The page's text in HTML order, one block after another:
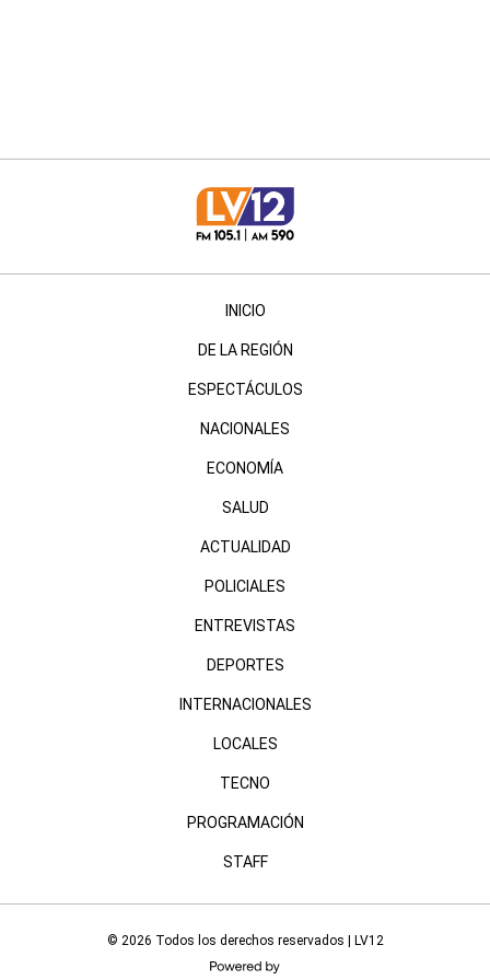
INICIO
DE LA REGIÓN
ESPECTÁCULOS
NACIONALES
ECONOMÍA
SALUD
ACTUALIDAD
POLICIALES
ENTREVISTAS
DEPORTES
INTERNACIONALES
LOCALES
TECNO
PROGRAMACIÓN
STAFF
© 2026 Todos los derechos reservados | LV12